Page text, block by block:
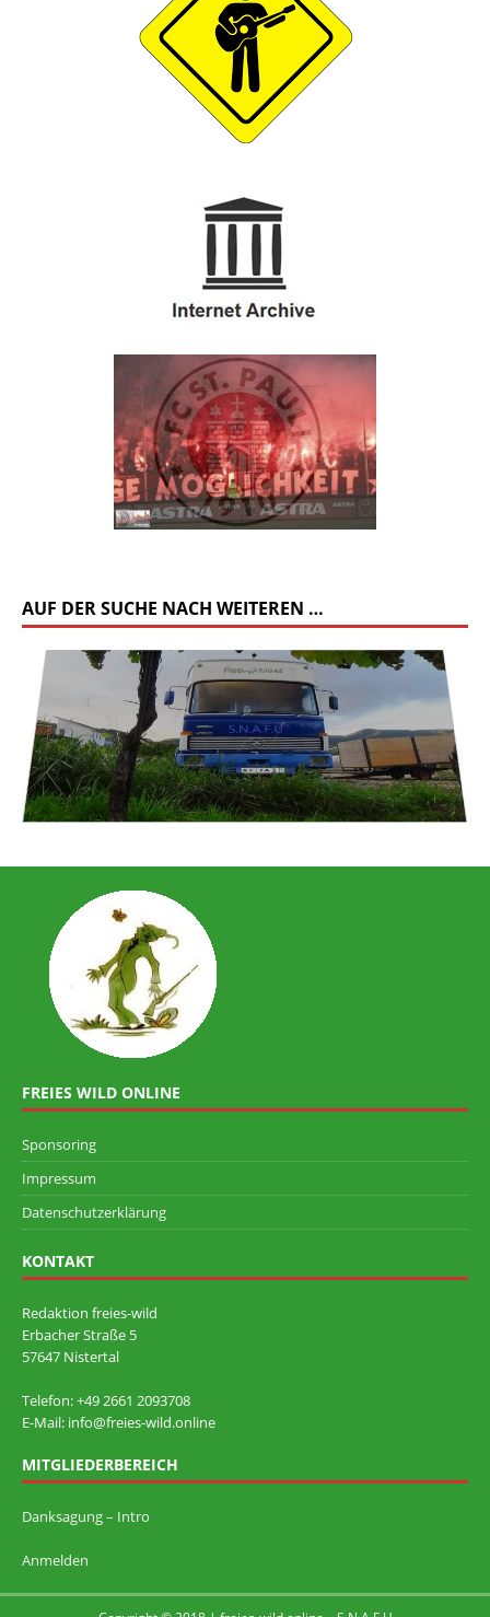
AUF DER SUCHE NACH WEITEREN …
FREIES WILD ONLINE
Sponsoring
Impressum
Datenschutzerklärung
KONTAKT
Redaktion freies-wild
Erbacher Straße 5
57647 Nistertal
Telefon: +49 ‭2661 2093708
E-Mail: info@freies-wild.online
MITGLIEDERBEREICH
Danksagung – Intro
Anmelden